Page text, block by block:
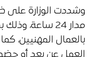
وشددت الوزارة
مدار 24
بالعمال المهنيين،
العمل عن بعد أو